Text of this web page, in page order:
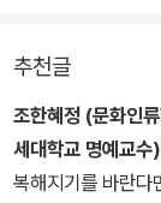
추천글
조한혜정 (문화인
세대학교 명예교수
복해지기를 바란다